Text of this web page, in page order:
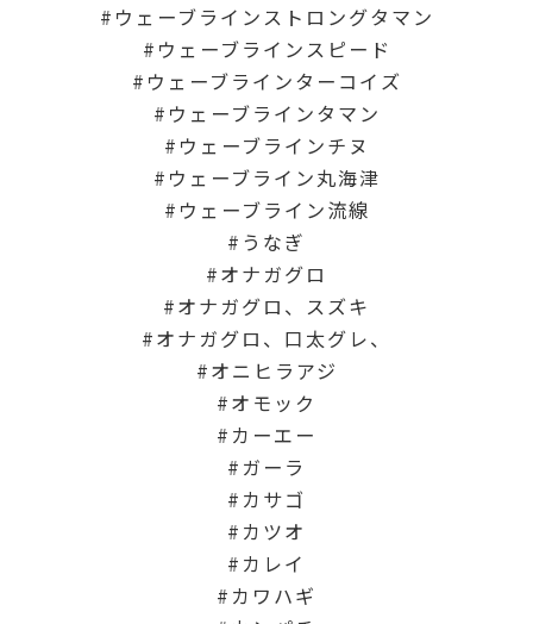
ウェーブラインストロングタマン
ウェーブラインスピード
ウェーブラインターコイズ
ウェーブラインタマン
ウェーブラインチヌ
ウェーブライン丸海津
ウェーブライン流線
うなぎ
オナガグロ
オナガグロ、スズキ
オナガグロ、口太グレ、
オニヒラアジ
オモック
カーエー
ガーラ
カサゴ
カツオ
カレイ
カワハギ